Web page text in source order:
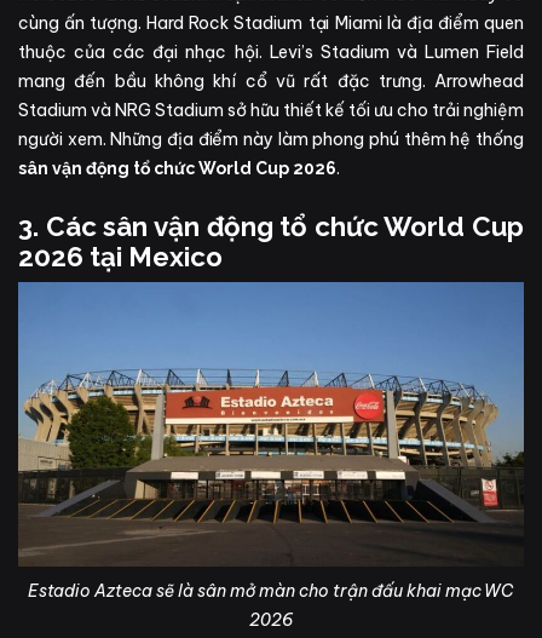
cùng ấn tượng. Hard Rock Stadium tại Miami là địa điểm quen
thuộc của các đại nhạc hội. Levi’s Stadium và Lumen Field
mang đến bầu không khí cổ vũ rất đặc trưng. Arrowhead
Stadium và NRG Stadium sở hữu thiết kế tối ưu cho trải nghiệm
người xem. Những địa điểm này làm phong phú thêm hệ thống
sân vận động tổ chức World Cup 2026.
3. Các sân vận động tổ chức World Cup
2026 tại Mexico
Estadio Azteca sẽ là sân mở màn cho trận đấu khai mạc WC
2026